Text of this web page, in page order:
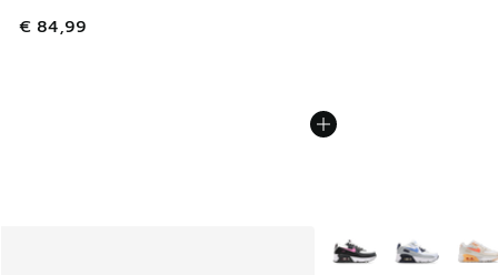
€ 84,99
Meer kleuren